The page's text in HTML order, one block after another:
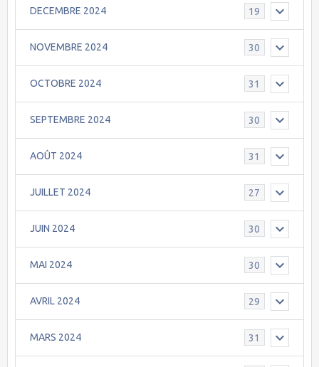
DECEMBRE 2024 19
NOVEMBRE 2024 30
OCTOBRE 2024 31
SEPTEMBRE 2024 30
AOÛT 2024 31
JUILLET 2024 27
JUIN 2024 30
MAI 2024 30
AVRIL 2024 29
MARS 2024 31